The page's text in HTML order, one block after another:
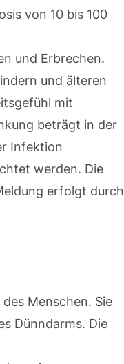
von 10 bis 100
und Erbrechen.
und älteren
mit
beträgt in der
Infektion
werden. Die
erfolgt durch
Menschen. Sie
Dünndarms. Die